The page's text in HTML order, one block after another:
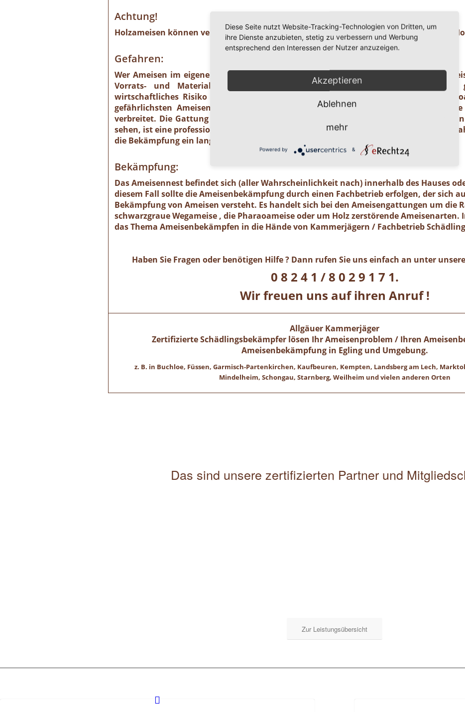
Achtung!
Holzameisen können verbautes Holz schädigen und den Verfall von vorgeschädigtem
Gefahren:
Wer Ameisen im eigenen Heim entdeckt, sollte die Gefahr ernst nehmen. Einige
Vorrats- und Materialschädlinge, von denen ein nicht zu unterschätzendes
wirtschaftliches Risiko ausgehen kann wie z. B. von der Pharaoameise. Die
gefährlichsten Ameisenarten überhaupt. Ursprünglich in Indien beheimatet, ist
verbreitet. Die Gattung ist verhältnismäßig klein und sieht bernsteingelb aus. Sollten
sehen, ist eine professionelle Schädlingsbekämpfung absolut notwendig! Selbst für
die Bekämpfung ein langwieriger Prozess ( ca. 6 Monate dauert die Bekämpfungszeit ).
Bekämpfung:
Das Ameisennest befindet sich (aller Wahrscheinlichkeit nach) innerhalb des Hauses
diesem Fall sollte die Ameisenbekämpfung durch einen Fachbetrieb erfolgen, der sich
Bekämpfung von Ameisen versteht. Es handelt sich bei den Ameisengattungen um die
schwarzgraue Wegameise , die Pharaoameise oder um Holz zerstörende Ameisenarten.
das Thema Ameisenbekämpfen in die Hände von Kammerjägern / Fachbetrieb
Haben Sie Fragen oder benötigen Hilfe ? Dann rufen Sie uns einfach an unter
0 8 2 4 1 / 8 0 2 9 1 7 1.
Wir freuen uns auf ihren Anruf !
Allgäuer Kammerjäger
Zertifizierte Schädlingsbekämpfer lösen Ihr Ameisenproblem / Ihren
Ameisenbekämpfung in Eglingund Umgebung.
z. B. in Buchloe, Füssen, Garmisch-Partenkirchen, Kaufbeuren, Kempten, Landsberg am Lech,
Mindelheim, Schongau, Starnberg, Weilheim und vielen anderen Orten
Das sind unsere zertifizierten Partner und
Zur Leistungsübersicht
Diese Seite nutzt Website-Tracking-Technologien von Dritten, um
ihre Dienste anzubieten, stetig zu verbessern und Werbung
entsprechend den Interessen der Nutzer anzuzeigen.
Akzeptieren
Ablehnen
mehr
Powered by &